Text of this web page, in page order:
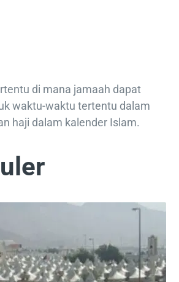
di mana jamaah dapat
waktu-waktu tertentu dalam
haji dalam kalender Islam.